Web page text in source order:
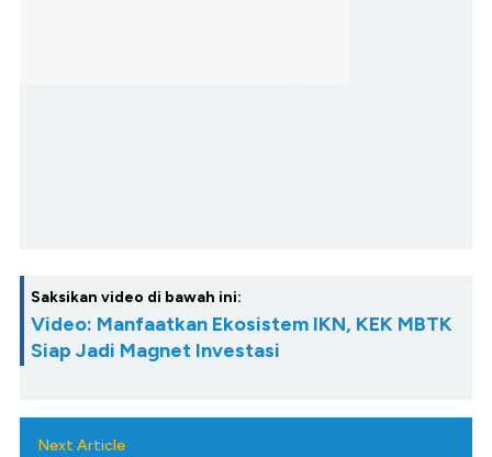
Saksikan video di bawah ini:
Video: Manfaatkan Ekosistem IKN, KEK MBTK
Siap Jadi Magnet Investasi
Next Article